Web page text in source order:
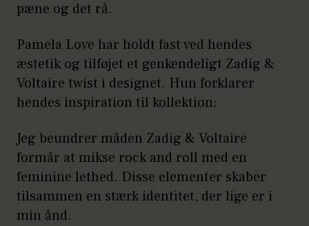
pæne og det rå.
Pamela Love har holdt fast ved hendes
æstetik og tilføjet et genkendeligt Zadig &
Voltaire twist i designet. Hun forklarer
hendes inspiration til kollektion:
Jeg beundrer måden Zadig & Voltaire
formår at mikse rock and roll med en
feminine lethed. Disse elementer skaber
tilsammen en stærk identitet, der lige er i
min ånd.